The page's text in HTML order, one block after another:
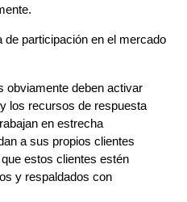
participación en el mercado
obviamente deben activar
los recursos de respuesta
en estrecha
a sus propios clientes
estos clientes estén
y respaldados con